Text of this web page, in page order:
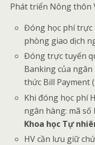
Phát triển Nông thôn
Đóng học phí trực
phòng giao dịch
Đóng trực tuyến
Banking của
thức Bill Payment
Khi đóng học phí
ngân hàng: mã số
Khoa học Tự
HV cần lưu giữ